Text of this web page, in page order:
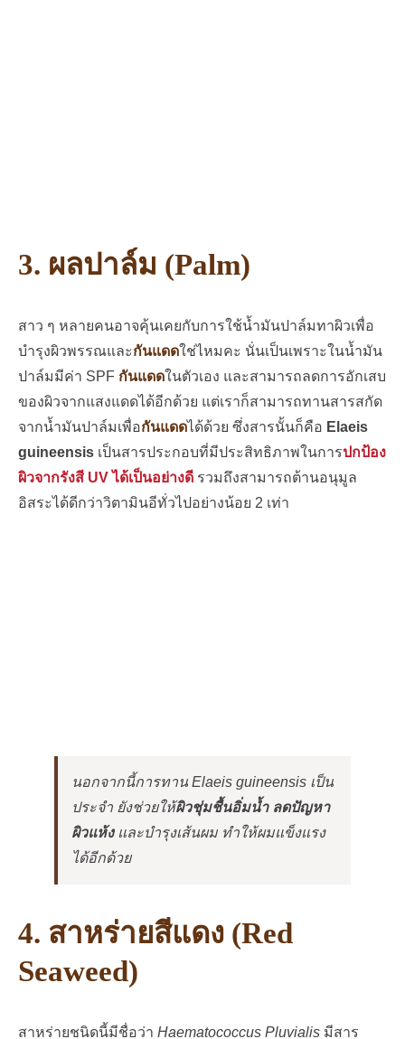
3. ผลปาล์ม (Palm)
สาว ๆ หลายคนอาจคุ้นเคยกับการใช้น้ำมันปาล์มทาผิวเพื่อ
บำรุงผิวพรรณและกันแดดใช่ไหมคะ นั่นเป็นเพราะในน้ำมัน
ปาล์มมีค่า SPF กันแดดในตัวเอง และสามารถลดการอักเสบ
ของผิวจากแสงแดดได้อีกด้วย แต่เราก็สามารถทานสารสกัด
จากน้ำมันปาล์มเพื่อกันแดดได้ด้วย ซึ่งสารนั้นก็คือ Elaeis
guineensisเป็นสารประกอบที่มีประสิทธิภาพในการปกป้อง
ผิวจากรังสี UV ได้เป็นอย่างดีรวมถึงสามารถต้านอนุมูล
อิสระได้ดีกว่าวิตามินอีทั่วไปอย่างน้อย 2 เท่า
นอกจากนี้การทาน Elaeis guineensis เป็น
ประจำ ยังช่วยให้ผิวชุ่มชื้นอิ่มน้ำ ลดปัญหา
ผิวแห้งและบำรุงเส้นผม ทำให้ผมแข็งแรง
ได้อีกด้วย
4. สาหร่ายสีแดง (Red
Seaweed)
สาหร่ายชนิดนี้มีชื่อว่า Haematococcus Pluvialisมีสาร